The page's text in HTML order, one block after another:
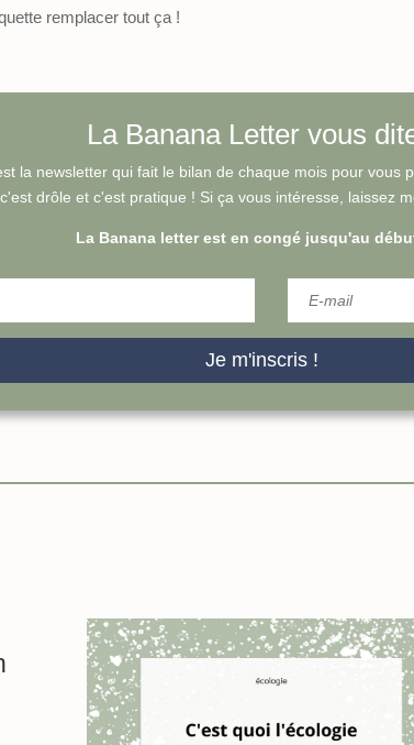
remplacer tout ça !
La Banana Letter vous
la newsletter qui fait le bilan de chaque mois pour vous
drôle et c'est pratique ! Si ça vous intéresse, laissez
La Banana letter est en congé jusqu'au
Je m'inscris !